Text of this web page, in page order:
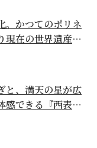
。かつてのポリネ
現在の世界遺産か
と、満天の星が広
感できる『西表島